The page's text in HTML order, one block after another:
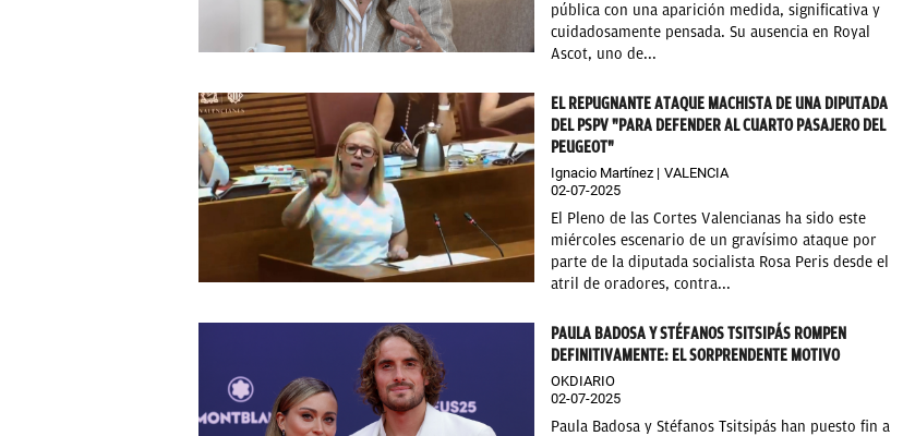
pública con una aparición medida, significativa y
cuidadosamente pensada. Su ausencia en Royal
Ascot, uno de...
EL REPUGNANTE ATAQUE MACHISTA DE UNA DIPUTADA
DEL PSPV "PARA DEFENDER AL CUARTO PASAJERO DEL
PEUGEOT"
Ignacio Martínez
VALENCIA
02-07-2025
El Pleno de las Cortes Valencianas ha sido este
miércoles escenario de un gravísimo ataque por
parte de la diputada socialista Rosa Peris desde el
atril de oradores, contra...
PAULA BADOSA Y STÉFANOS TSITSIPÁS ROMPEN
DEFINITIVAMENTE: EL SORPRENDENTE MOTIVO
OKDIARIO
02-07-2025
Paula Badosa y Stéfanos Tsitsipás han puesto fin a